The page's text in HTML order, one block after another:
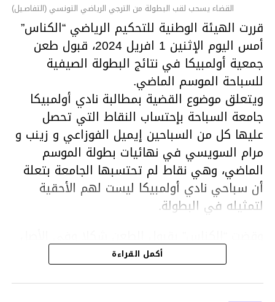
القضاء يسحب لقب البطولة من الترجي الرياضي التونسي (التفاصـيل)
قررت الهيئة الوطنية للتحكيم الرياضي “الكناس”
أمس اليوم الإثنين 1 افريل 2024، قبول طعن
جمعية أولمبيكا في نتائج البطولة الصيفية
للسباحة الموسم الماضي.
ويتعلق موضوع القضية بمطالبة نادي أولمبيكا
جامعة السباحة بإحتساب النقاط التي تحصل
عليها كل من السباحين إيميل الفوزاعي و زينب و
مرام السويسي في نهائيات بطولة الموسم
الماضي، وهي نقاط لم تحتسبها الجامعة بتعلة
أن سباحي نادي أولمبيكا ليست لهم الأحقية
لتمثيله في البطولة.
ونقض القرار الصادر عن المكتب الجامعي وإعادة
إحتساب النقاط المسجلة من قبل السباحين إيميل
الفوزاعي ومرام وزينب السويسي في نطاق
أكمل القراءة